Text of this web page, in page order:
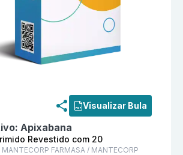
Visualizar Bula
Apixabana
Revestido com 20
MANTECORP FARMASA / MANTECORP